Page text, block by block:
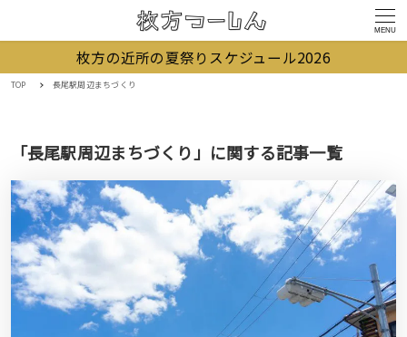
MENU
枚方の近所の夏祭りスケジュール2026
TOP 長尾駅周辺まちづくり
「長尾駅周辺まちづくり」に関する記事一覧